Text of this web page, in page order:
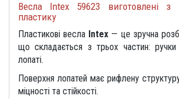
Весла Intex 59623 виготовлені з
пластику
Пластикові весла Intex — це зручна
що складається з трьох частин:
лопаті.
Поверхня лопатей має рифлену
міцності та стійкості.